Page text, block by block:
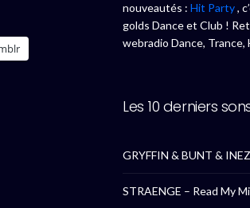
nouveautés : Hit Party,
golds Dance et Club !
webradio Dance, Trance,
Les 10 derniers
GRYFFIN & BUNT &
STRAENGE – Read My